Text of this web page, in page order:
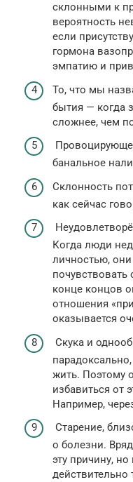
склонными к
вероятность
если
гормона
эмпатию и
То, что мы
бытия — когда
сложнее, чем
банальное
Склонность
как сейчас
Когда люди
личностью,
почувствовать
конце концов
отношения
оказывается
Скука и
жить. Поэтому
избавиться от
Например,
Старение,
о болезни.
эту причину,
действительно